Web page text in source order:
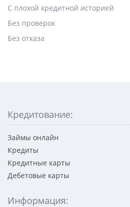
С плохой кредитной историей
Без проверок
Без отказа
Кредитование:
Займы онлайн
Кредиты
Кредитные карты
Дебетовые карты
Информация: